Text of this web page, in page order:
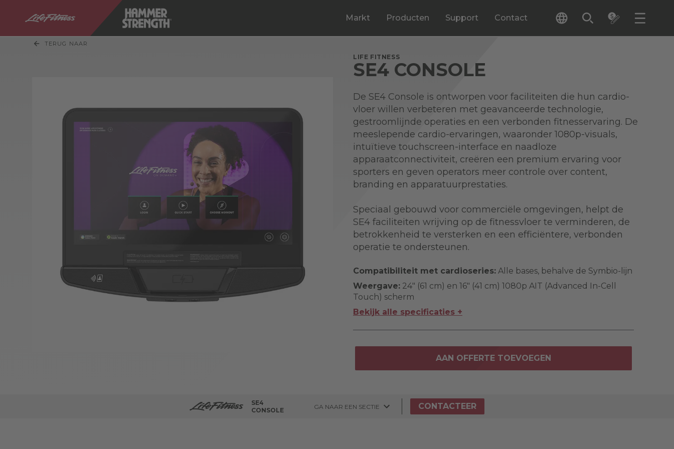
Markt Producten Support Contact
TERUG NAAR
LIFE FITNESS
SE4 CONSOLE
De SE4 Console is ontworpen voor faciliteiten die hun cardio-
vloer willen verbeteren met geavanceerde technologie,
gestroomlijnde operaties en een verbonden fitnesservaring. De
meeslepende cardio-ervaringen, waaronder 1080p-visuals,
intuïtieve touchscreen-interface en naadloze
apparaatconnectiviteit, creëren een premium ervaring voor
sporters en geven operators meer controle over content,
branding en apparatuurprestaties.
Speciaal gebouwd voor commerciële omgevingen, helpt de
SE4 faciliteiten wrijving op de fitnessvloer te verminderen, de
betrokkenheid te versterken en een efficiëntere, verbonden
operatie te ondersteunen.
Compatibiliteit met cardioseries: Alle bases, behalve de Symbio-lijn
Weergave: 24" (61 cm) en 16" (41 cm) 1080p AIT (Advanced In-Cell
Touch) scherm
Bekijk alle specificaties +
AAN OFFERTE TOEVOEGEN
SE4
CONSOLE
GA NAAR EEN SECTIE CONTACTEER